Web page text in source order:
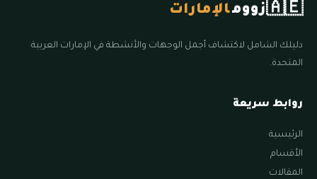
🇦🇪زوومالإمارات
دليلك الشامل لاكتشاف أجمل الوجهات والأنشطة في الإمارات العربية
المتحدة.
روابط سريعة
الرئيسية
الأقسام
المقالات